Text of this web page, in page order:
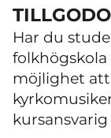
Har du
möjlighet